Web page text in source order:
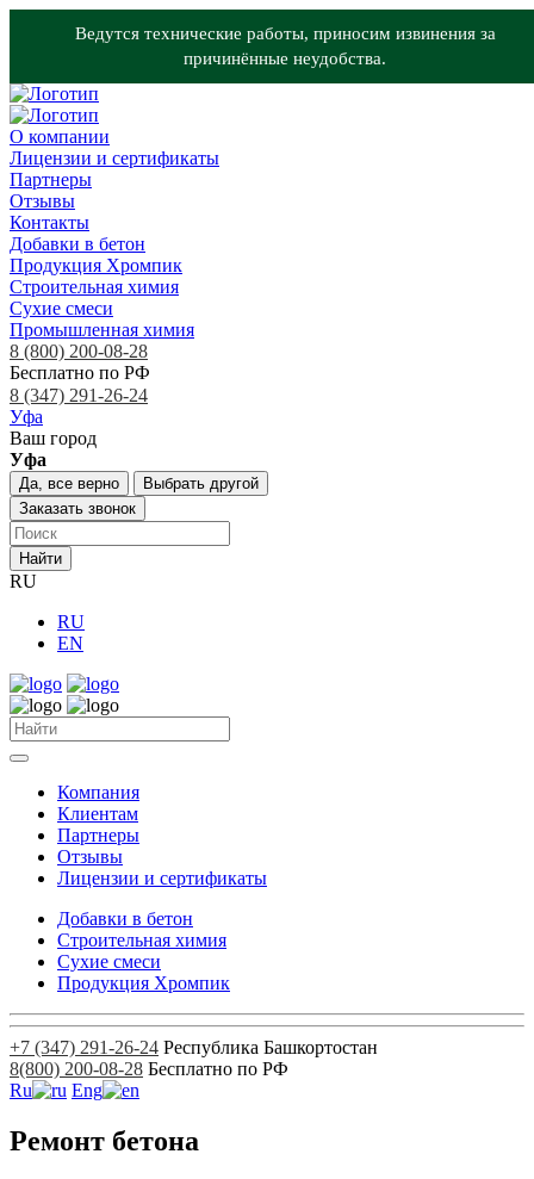
Ведутся технические работы, приносим извинения за
причинённые неудобства.
О компании
Лицензии и сертификаты
Партнеры
Отзывы
Контакты
Добавки в бетон
Продукция Хромпик
Строительная химия
Сухие смеси
Промышленная химия
8 (800) 200-08-28
Бесплатно по РФ
8 (347) 291-26-24
Уфа
Ваш город
Уфа
Да, все верно
Выбрать другой
Заказать звонок
Найти
RU
RU
EN
Компания
Клиентам
Партнеры
Отзывы
Лицензии и сертификаты
Добавки в бетон
Строительная химия
Сухие смеси
Продукция Хромпик
+7 (347) 291-26-24 Республика Башкортостан
8(800) 200-08-28 Бесплатно по РФ
Ru
Eng
Ремонт бетона